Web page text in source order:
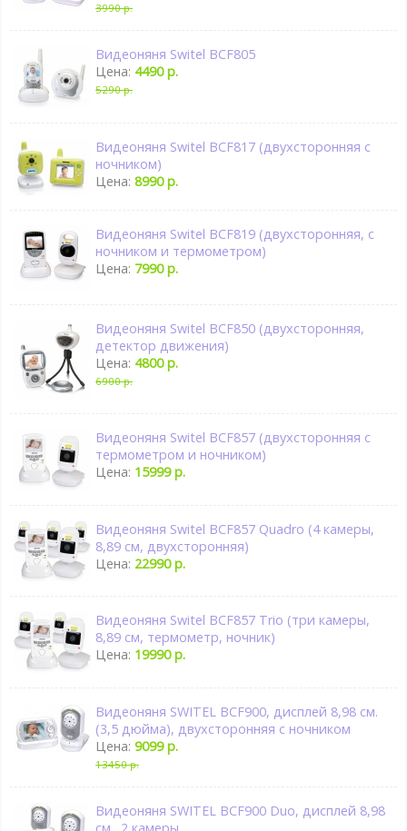
3990 р.
Видеоняня Switel BCF805
Цена: 4490 р.
5290 р.
Видеоняня Switel BCF817 (двухсторонняя с
ночником)
Цена:8990 р.
Видеоняня Switel BCF819 (двухсторонняя, с
ночником и термометром)
Цена: 7990 р.
Видеоняня Switel BCF850 (двухсторонняя,
детектор движения)
Цена: 4800 р.
6900 р.
Видеоняня Switel BCF857 (двухсторонняя с
термометром и ночником)
Цена: 15999 р.
Видеоняня Switel BCF857 Quadro (4 камеры,
8,89 см, двухсторонняя)
Цена: 22990 р.
Видеоняня Switel BCF857 Trio (три камеры,
8,89 см, термометр, ночник)
Цена: 19990 р.
Видеоняня SWITEL BCF900, дисплей 8,98 см.
(3,5 дюйма), двухсторонняя с ночником
Цена:9099 р.
13450 р.
Видеоняня SWITEL BCF900 Duo, дисплей 8,98